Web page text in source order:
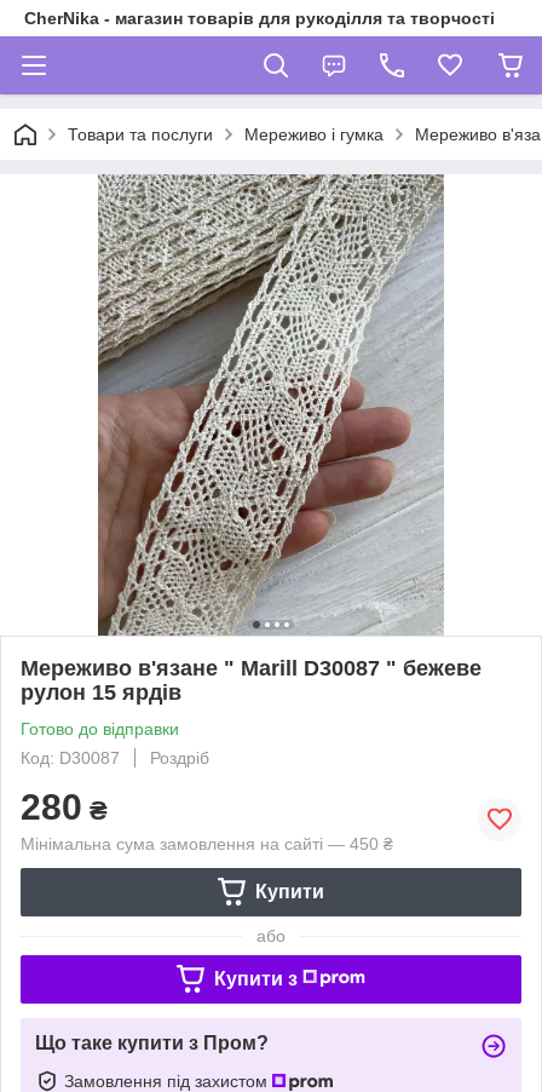
CherNika - магазин товарів для рукоділля та творчості
Товари та послуги Мереживо і гумка Мереживо
Мереживо в'язане " Marill D30087 " бежеве
рулон 15 ярдів
Готово до відправки
Код: D30087
Роздріб
280 ₴
Мінімальна сума замовлення на сайті — 450 ₴
Купити
або
Купити з
Що таке купити з Пром?
Замовлення під захистом